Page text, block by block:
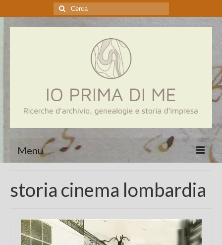
Cerca:
Menu
Genealogia
Aziende
Chi sono
storia cinema lombardia